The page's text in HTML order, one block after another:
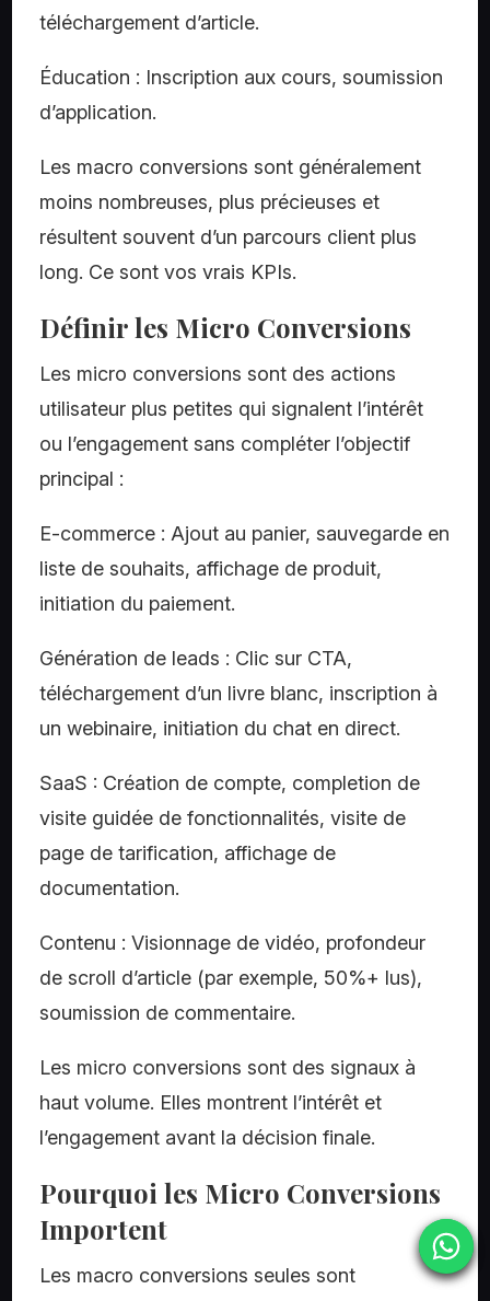
téléchargement d’article.
Éducation : Inscription aux cours, soumission
d’application.
Les macro conversions sont généralement
moins nombreuses, plus précieuses et
résultent souvent d’un parcours client plus
long. Ce sont vos vrais KPIs.
Définir les Micro Conversions
Les micro conversions sont des actions
utilisateur plus petites qui signalent l’intérêt
ou l’engagement sans compléter l’objectif
principal :
E-commerce : Ajout au panier, sauvegarde en
liste de souhaits, affichage de produit,
initiation du paiement.
Génération de leads : Clic sur CTA,
téléchargement d’un livre blanc, inscription à
un webinaire, initiation du chat en direct.
SaaS : Création de compte, completion de
visite guidée de fonctionnalités, visite de
page de tarification, affichage de
documentation.
Contenu : Visionnage de vidéo, profondeur
de scroll d’article (par exemple, 50%+ lus),
soumission de commentaire.
Les micro conversions sont des signaux à
haut volume. Elles montrent l’intérêt et
l’engagement avant la décision finale.
Pourquoi les Micro Conversions
Importent
Les macro conversions seules sont